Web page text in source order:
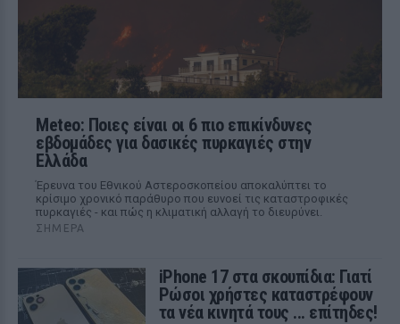
Meteo: Ποιες είναι οι 6 πιο επικίνδυνες
εβδομάδες για δασικές πυρκαγιές στην
Ελλάδα
Έρευνα του Εθνικού Αστεροσκοπείου αποκαλύπτει το
κρίσιμο χρονικό παράθυρο που ευνοεί τις καταστροφικές
πυρκαγιές - και πώς η κλιματική αλλαγή το διευρύνει.
ΣΉΜΕΡΑ
iPhone 17 στα σκουπίδια: Γιατί
Ρώσοι χρήστες καταστρέφουν
τα νέα κινητά τους ... επίτηδες!